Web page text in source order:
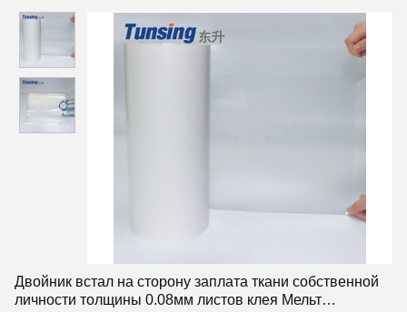
Двойник встал на сторону заплата ткани собственной
личности толщины 0.08мм листов клея Мельт